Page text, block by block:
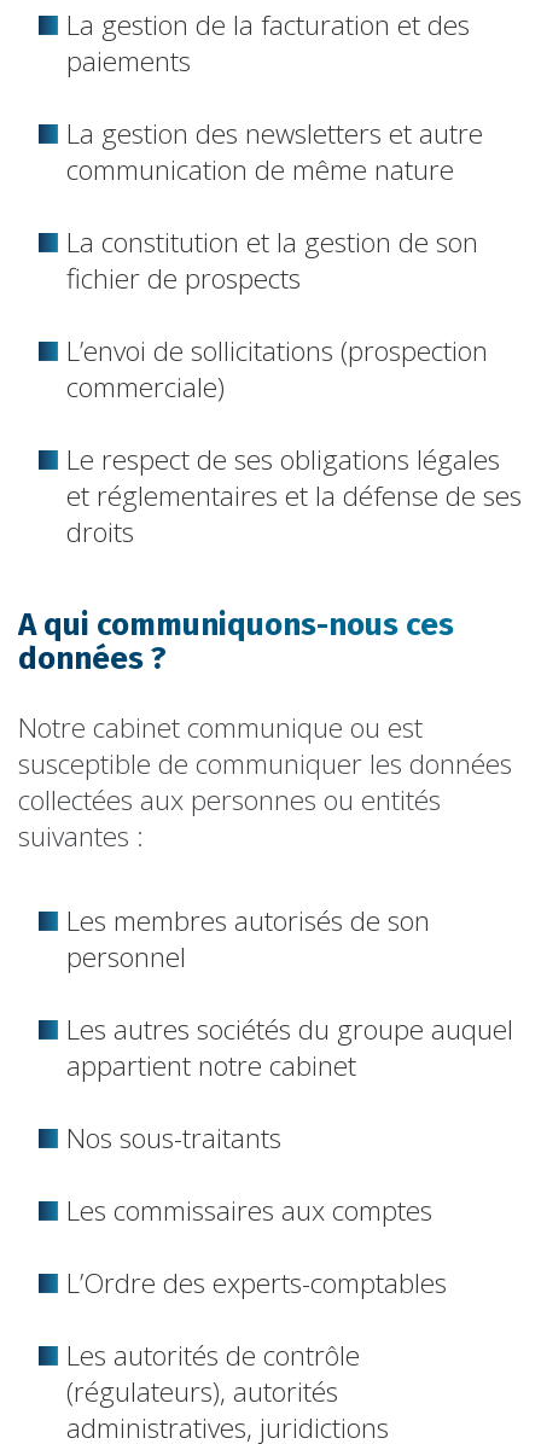
La gestion de la facturation et des
paiements
La gestion des newsletters et autre
communication de même nature
La constitution et la gestion de son
fichier de prospects
L’envoi de sollicitations (prospection
commerciale)
Le respect de ses obligations légales
et réglementaires et la défense de ses
droits
A qui communiquons-nous ces
données ?
Notre cabinet communique ou est
susceptible de communiquer les données
collectées aux personnes ou entités
suivantes :
Les membres autorisés de son
personnel
Les autres sociétés du groupe auquel
appartient notre cabinet
Nos sous-traitants
Les commissaires aux comptes
L’Ordre des experts-comptables
Les autorités de contrôle
(régulateurs), autorités
administratives, juridictions